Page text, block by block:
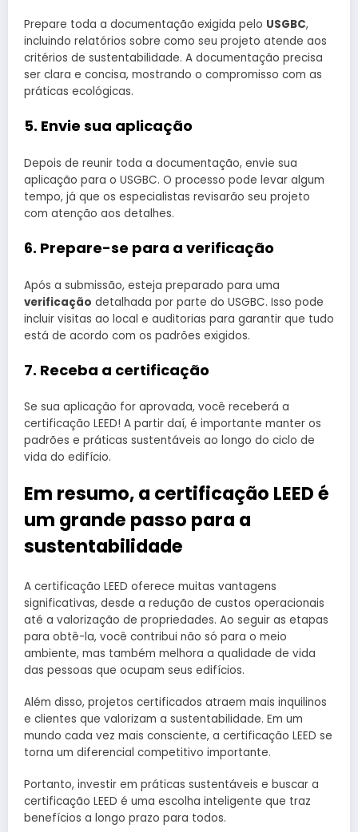
Prepare toda a documentação exigida pelo USGBC,
incluindo relatórios sobre como seu projeto atende aos
critérios de sustentabilidade. A documentação precisa
ser clara e concisa, mostrando o compromisso com as
práticas ecológicas.
5. Envie sua aplicação
Depois de reunir toda a documentação, envie sua
aplicação para o USGBC. O processo pode levar algum
tempo, já que os especialistas revisarão seu projeto
com atenção aos detalhes.
6. Prepare-se para a verificação
Após a submissão, esteja preparado para uma
verificação detalhada por parte do USGBC. Isso pode
incluir visitas ao local e auditorias para garantir que tudo
está de acordo com os padrões exigidos.
7. Receba a certificação
Se sua aplicação for aprovada, você receberá a
certificação LEED! A partir daí, é importante manter os
padrões e práticas sustentáveis ao longo do ciclo de
vida do edifício.
Em resumo, a certificação LEED é
um grande passo para a
sustentabilidade
A certificação LEED oferece muitas vantagens
significativas, desde a redução de custos operacionais
até a valorização de propriedades. Ao seguir as etapas
para obtê-la, você contribui não só para o meio
ambiente, mas também melhora a qualidade de vida
das pessoas que ocupam seus edifícios.
Além disso, projetos certificados atraem mais inquilinos
e clientes que valorizam a sustentabilidade. Em um
mundo cada vez mais consciente, a certificação LEED se
torna um diferencial competitivo importante.
Portanto, investir em práticas sustentáveis e buscar a
certificação LEED é uma escolha inteligente que traz
benefícios a longo prazo para todos.